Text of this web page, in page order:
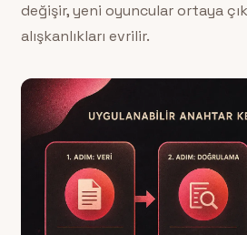
değişir, yeni oyuncular ortaya
alışkanlıkları evrilir.